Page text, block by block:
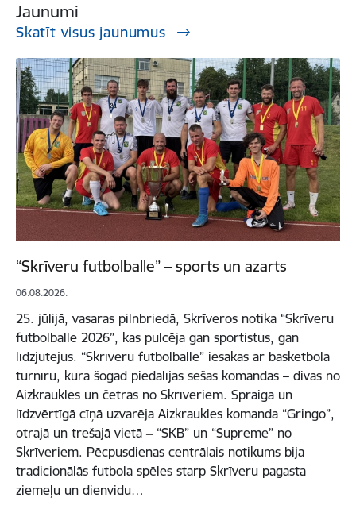
Jaunumi
Skatīt visus jaunumus
“Skrīveru futbolballe” – sports un azarts
06.08.2026.
25. jūlijā, vasaras pilnbriedā, Skrīveros notika “Skrīveru
futbolballe 2026”, kas pulcēja gan sportistus, gan
līdzjutējus. “Skrīveru futbolballe” iesākās ar basketbola
turnīru, kurā šogad piedalījās sešas komandas – divas no
Aizkraukles un četras no Skrīveriem. Spraigā un
līdzvērtīgā cīņā uzvarēja Aizkraukles komanda “Gringo”,
otrajā un trešajā vietā ‒ “SKB” un “Supreme” no
Skrīveriem. Pēcpusdienas centrālais notikums bija
tradicionālās futbola spēles starp Skrīveru pagasta
ziemeļu un dienvidu…